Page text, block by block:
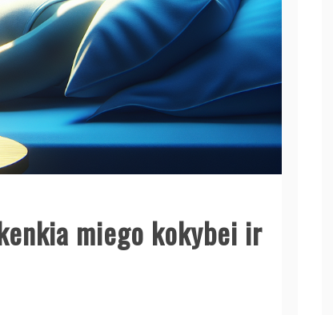
miego kokybei ir